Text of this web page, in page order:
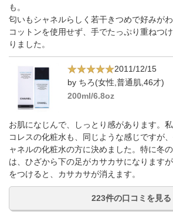
も。
匂いもシャネルらしく若干きつめで好みがわ
コットンを使用せず、手でたっぷり重ねつ
りました。
2011/12/15
by ちろ(女性,普通肌,46才)
200ml/6.8oz
お肌になじんで、しっとり感があります。
コレスの化粧水も、同じような感じですが
ャネルの化粧水の方に決めました。特に冬
は、ひざから下の足がカサカサになります
をつけると、カサカサが消えます。
223件の口コミを見る